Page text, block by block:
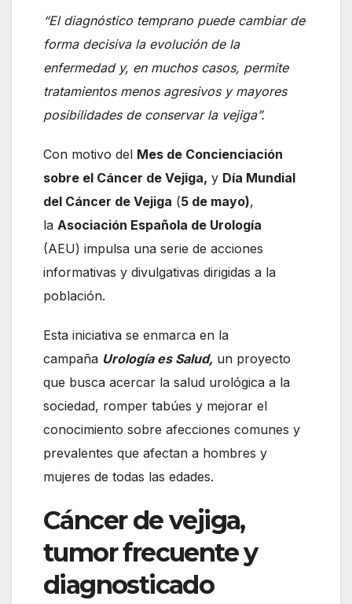
“El diagnóstico temprano puede cambiar de
forma decisiva la evolución de la
enfermedad y, en muchos casos, permite
tratamientos menos agresivos y mayores
posibilidades de conservar la vejiga”.
Con motivo del Mes de Concienciación
sobre el Cáncer de Vejiga, y Día Mundial
del Cáncer de Vejiga (5 de mayo),
la Asociación Española de Urología
(AEU) impulsa una serie de acciones
informativas y divulgativas dirigidas a la
población.
Esta iniciativa se enmarca en la
campaña Urología es Salud, un proyecto
que busca acercar la salud urológica a la
sociedad, romper tabúes y mejorar el
conocimiento sobre afecciones comunes y
prevalentes que afectan a hombres y
mujeres de todas las edades.
Cáncer de vejiga,
tumor frecuente y
diagnosticado